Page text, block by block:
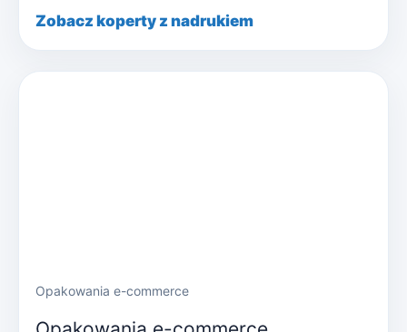
Zobacz koperty z nadrukiem
Opakowania e-commerce